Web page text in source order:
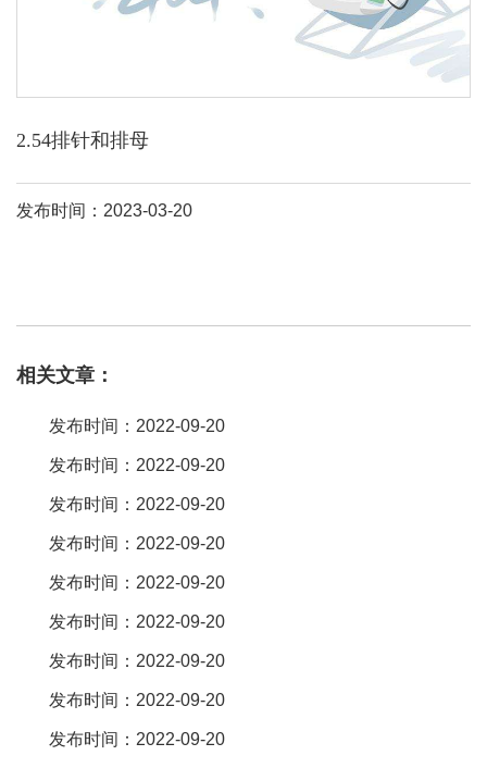
2.54排针和排母
发布时间：2023-03-20
2。54mm单排针，单排双塑，180度，h=1。5/2。0/2。5mm 2。
54mm单/双排弱，90度，h=1。5/2。0/2。5mm 2。54mm单/双排
针，smt，h=1。5/2。0/2。排针和ic座没啥关系，图片所示是排
针，ic座就是插ic的座子，ic是啥形状，座子就是对应的形状。定位
柱有2种，一种是内定位柱，一种是耳定位柱。排母端子类型: u端子
和y端子u型端子，接触有3个面一般塑高低的用u型端子y型端子，接
的整体高度。2。54间距双排插针直插180度的正常尺寸是11。6mm
如是双排90度13。8和18。8mm，如下面图可以参考一下 。你问的
我还真的有知道，君奥连接器就因为性能优，用这类的商户多。
相关文章：
发布时间：2022-09-20
发布时间：2022-09-20
发布时间：2022-09-20
发布时间：2022-09-20
发布时间：2022-09-20
发布时间：2022-09-20
发布时间：2022-09-20
发布时间：2022-09-20
发布时间：2022-09-20